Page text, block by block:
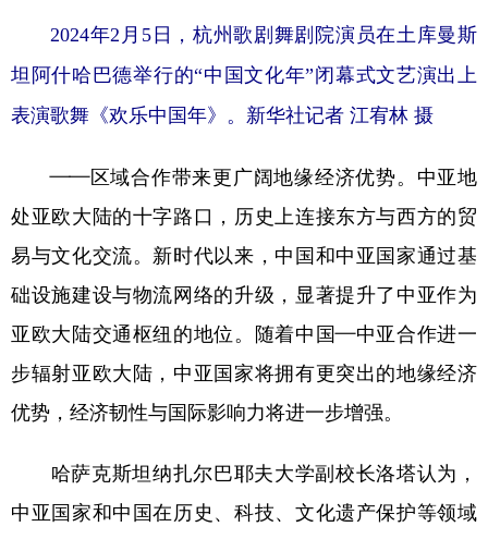
2024年2月5日，杭州歌剧舞剧院演员在土库曼斯
坦阿什哈巴德举行的“中国文化年”闭幕式文艺演出上
表演歌舞《欢乐中国年》。新华社记者 江宥林 摄
——区域合作带来更广阔地缘经济优势。中亚地
处亚欧大陆的十字路口，历史上连接东方与西方的贸
易与文化交流。新时代以来，中国和中亚国家通过基
础设施建设与物流网络的升级，显著提升了中亚作为
亚欧大陆交通枢纽的地位。随着中国—中亚合作进一
步辐射亚欧大陆，中亚国家将拥有更突出的地缘经济
优势，经济韧性与国际影响力将进一步增强。
哈萨克斯坦纳扎尔巴耶夫大学副校长洛塔认为，
中亚国家和中国在历史、科技、文化遗产保护等领域